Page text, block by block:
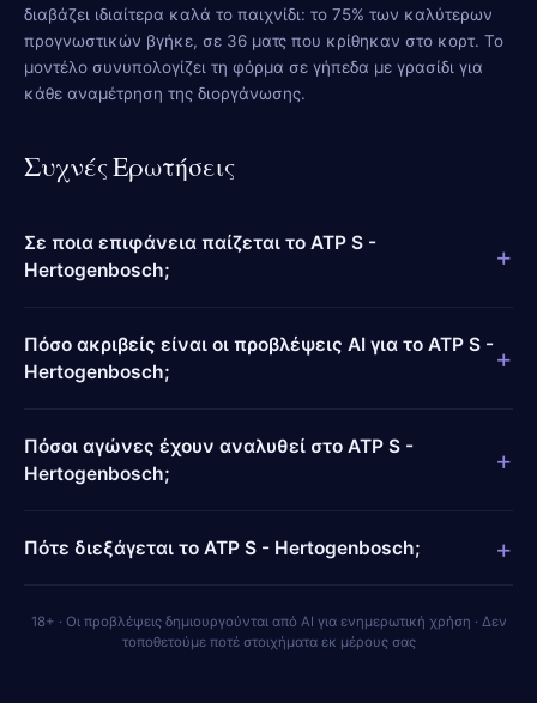
διαβάζει ιδιαίτερα καλά το παιχνίδι: το 75% των καλύτερων
προγνωστικών βγήκε, σε 36 ματς που κρίθηκαν στο κορτ. Το
μοντέλο συνυπολογίζει τη φόρμα σε γήπεδα με γρασίδι για
κάθε αναμέτρηση της διοργάνωσης.
Συχνές Ερωτήσεις
Σε ποια επιφάνεια παίζεται το ATP S -
Hertogenbosch;
+
Πόσο ακριβείς είναι οι προβλέψεις AI για το ATP S -
Hertogenbosch;
+
Πόσοι αγώνες έχουν αναλυθεί στο ATP S -
Hertogenbosch;
+
Πότε διεξάγεται το ATP S - Hertogenbosch; +
18+ · Οι προβλέψεις δημιουργούνται από AI για ενημερωτική χρήση · Δεν
τοποθετούμε ποτέ στοιχήματα εκ μέρους σας